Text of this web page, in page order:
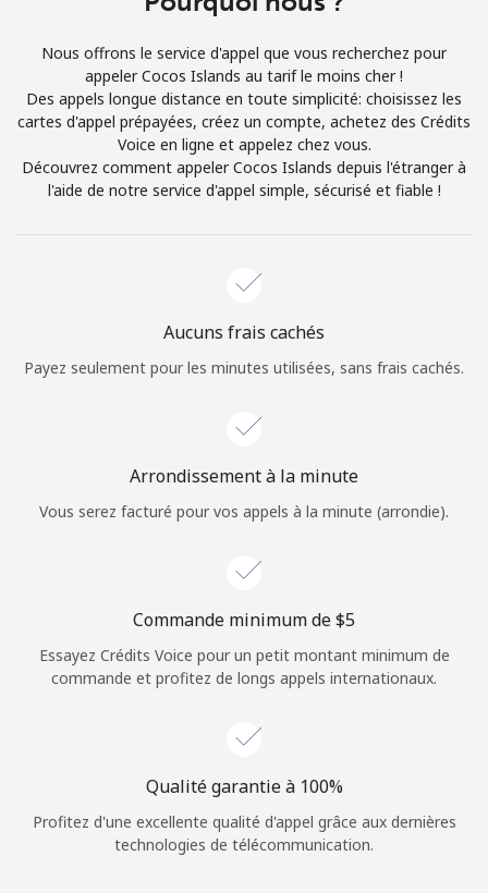
Conditions générales.
S'inscrire
Bonjour!
Continue avec
Nous offrons le service d'appel que vous recherchez pour
appeler Cocos Islands au tarif le moins cher !
Des appels longue distance en toute simplicité: choisissez les
cartes d'appel prépayées, créez un compte, achetez des Crédits
Voice en ligne et appelez chez vous.
Découvrez comment appeler Cocos Islands depuis l'étranger à
l'aide de notre service d'appel simple, sécurisé et fiable !
Aucuns frais cachés
Payez seulement pour les minutes utilisées, sans frais cachés.
Arrondissement à la minute
Vous serez facturé pour vos appels à la minute (arrondie).
Commande minimum de ⁦$5⁩
Essayez Crédits Voice pour un petit montant minimum de
commande et profitez de longs appels internationaux.
Qualité garantie à 100%
Profitez d'une excellente qualité d'appel grâce aux dernières
technologies de télécommunication.